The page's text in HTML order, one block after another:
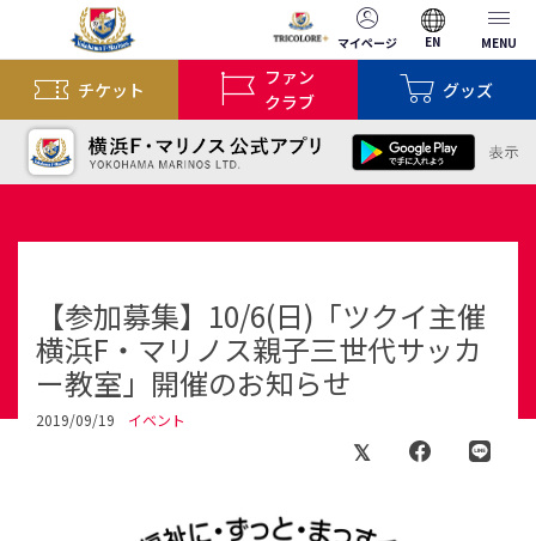
マイページ EN MENU
チケット
ファン
クラブ
グッズ
【参加募集】10/6(日)「ツクイ主催
横浜F・マリノス親子三世代サッカ
ー教室」開催のお知らせ
2019/09/19 イベント